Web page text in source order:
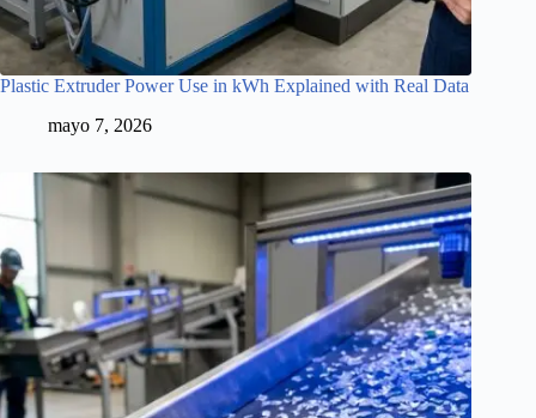
Plastic Extruder Power Use in kWh Explained with Real Data
mayo 7, 2026